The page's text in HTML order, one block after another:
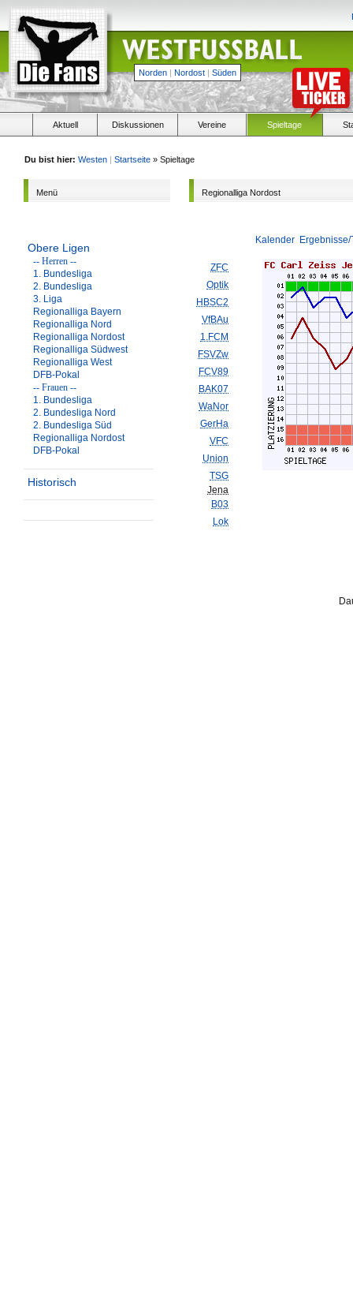
Norden | Nordost | Süden
Aktuell Diskussionen Vereine Spieltage
Du bist hier: Westen | Startseite » Spieltage
Menü
Obere Ligen
-- Herren --
1. Bundesliga
2. Bundesliga
3. Liga
Regionalliga Bayern
Regionalliga Nord
Regionalliga Nordost
Regionalliga Südwest
Regionalliga West
DFB-Pokal
-- Frauen --
1. Bundesliga
2. Bundesliga Nord
2. Bundesliga Süd
Regionalliga Nordost
DFB-Pokal
Historisch
Regionalliga Nordost
Kalender
ZFC
Optik
HBSC2
VfBAu
1.FCM
FSVZw
FCV89
BAK07
WaNor
GerHa
VFC
Union
TSG
Jena
B03
Lok